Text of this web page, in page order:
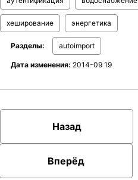
хеширование энергетика
Разделы: autoimport
Дата изменения: 2014-09 19
Назад
Вперёд